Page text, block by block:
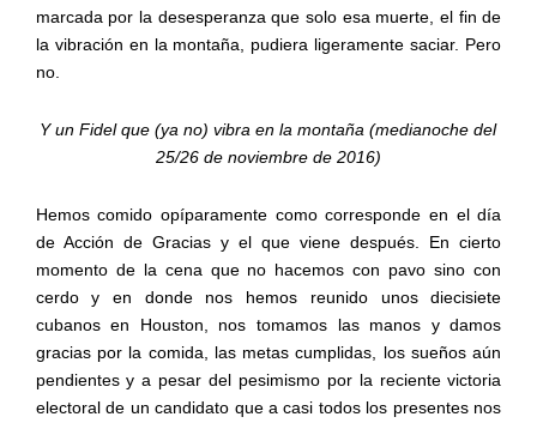
marcada por la desesperanza que solo esa muerte, el fin de
la vibración en la montaña, pudiera ligeramente saciar. Pero
no.
Y un Fidel que (ya no) vibra en la montaña (medianoche del
25/26 de noviembre de 2016)
Hemos comido opíparamente como corresponde en el día
de Acción de Gracias y el que viene después. En cierto
momento de la cena que no hacemos con pavo sino con
cerdo y en donde nos hemos reunido unos diecisiete
cubanos en Houston, nos tomamos las manos y damos
gracias por la comida, las metas cumplidas, los sueños aún
pendientes y a pesar del pesimismo por la reciente victoria
electoral de un candidato que a casi todos los presentes nos